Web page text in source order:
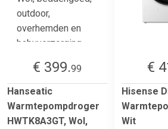
€ 399.99
Hanseatic
Warmtepompdroger
HWTK8A3GT, Wol,
€
Hisense
Wit